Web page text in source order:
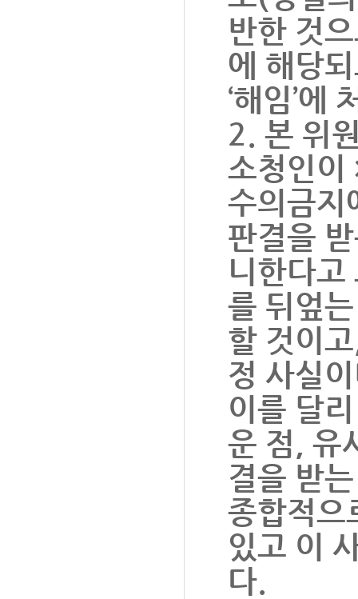
반한 것
에 해당
‘해임’에
2. 본 위
소청인이
수의금지
판결을
니한다고
를 뒤엎
할 것이
정 사실
이를 달
운 점, 유
결을 받
종합적으
있고 이
다.